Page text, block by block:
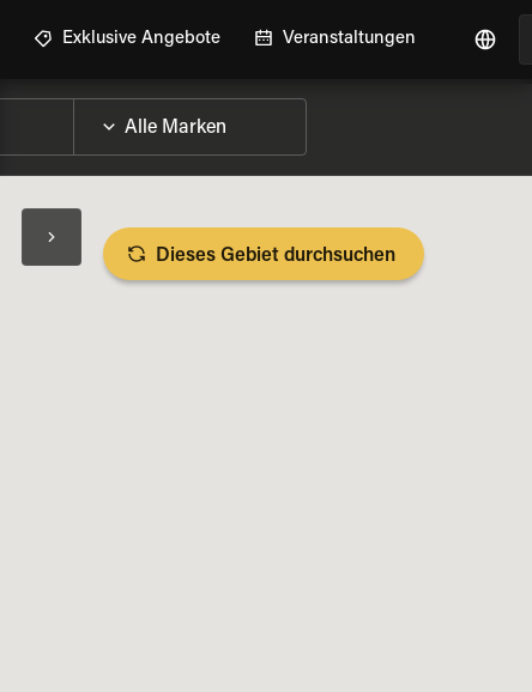
Exklusive Angebote Veranstaltungen
Dieses Gebiet durchsuchen